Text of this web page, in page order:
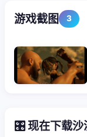
游戏截图 3
🎛️ 现在下载沙